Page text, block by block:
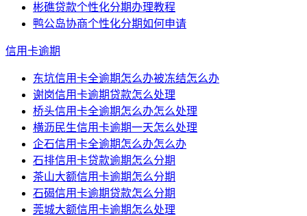
彬礁贷款个性化分期办理教程
鸭公岛协商个性化分期如何申请
信用卡逾期
东坑信用卡全逾期怎么办被冻结怎么办
谢岗信用卡逾期贷款怎么处理
桥头信用卡全逾期怎么办怎么处理
横沥民生信用卡逾期一天怎么处理
企石信用卡全逾期怎么办怎么办
石排信用卡贷款逾期怎么分期
茶山大额信用卡逾期怎么分期
石碣信用卡逾期贷款怎么分期
莞城大额信用卡逾期怎么处理